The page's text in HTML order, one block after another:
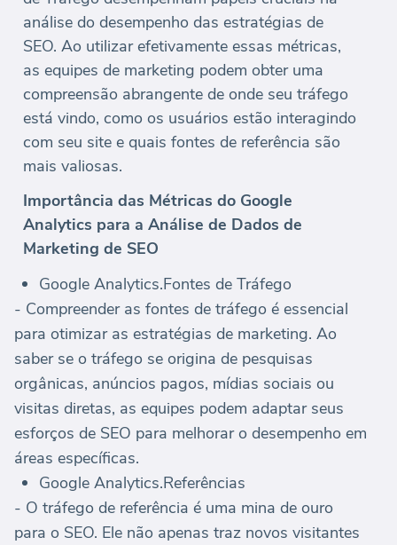
análise do desempenho das estratégias de
SEO. Ao utilizar efetivamente essas métricas,
as equipes de marketing podem obter uma
compreensão abrangente de onde seu tráfego
está vindo, como os usuários estão interagindo
com seu site e quais fontes de referência são
mais valiosas.
Importância das Métricas do Google
Analytics para a Análise de Dados de
Marketing de SEO
Google Analytics.Fontes de Tráfego
- Compreender as fontes de tráfego é essencial
para otimizar as estratégias de marketing. Ao
saber se o tráfego se origina de pesquisas
orgânicas, anúncios pagos, mídias sociais ou
visitas diretas, as equipes podem adaptar seus
esforços de SEO para melhorar o desempenho em
áreas específicas.
Google Analytics.Referências
- O tráfego de referência é uma mina de ouro
para o SEO. Ele não apenas traz novos visitantes